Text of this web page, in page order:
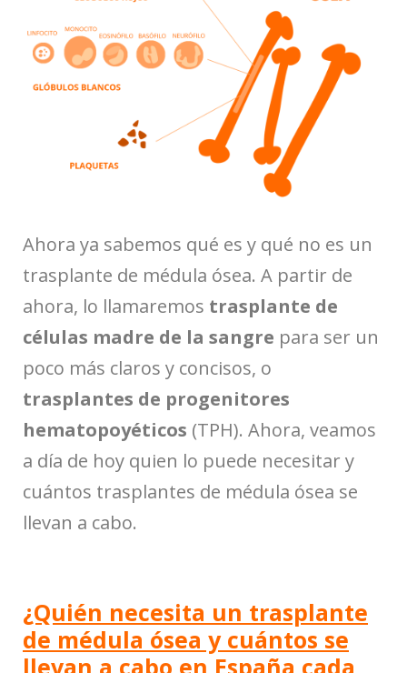
Ahora ya sabemos qué es y qué no es un
trasplante de médula ósea. A partir de
ahora, lo llamaremos trasplante de
células madre de la sangre para ser un
poco más claros y concisos, o
trasplantes de progenitores
hematopoyéticos (TPH). Ahora, veamos
a día de hoy quien lo puede necesitar y
cuántos trasplantes de médula ósea se
llevan a cabo.
¿Quién necesita un trasplante
de médula ósea y cuántos se
llevan a cabo en España cada